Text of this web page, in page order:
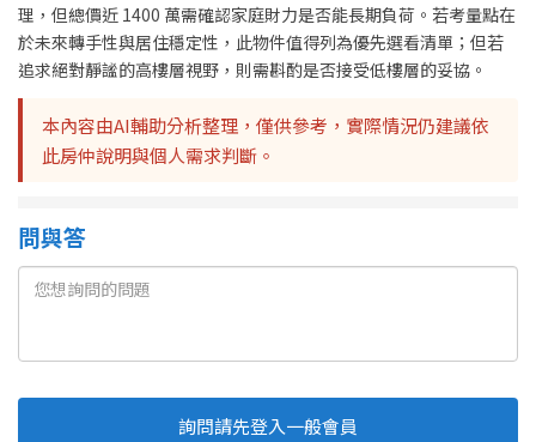
理，但總價近 1400 萬需確認家庭財力是否能長期負荷。若考量點在
於未來轉手性與居住穩定性，此物件值得列為優先選看清單；但若
追求絕對靜謐的高樓層視野，則需斟酌是否接受低樓層的妥協。
本內容由AI輔助分析整理，僅供參考，實際情況仍建議依
此房仲說明與個人需求判斷。
問與答
詢問請先登入一般會員